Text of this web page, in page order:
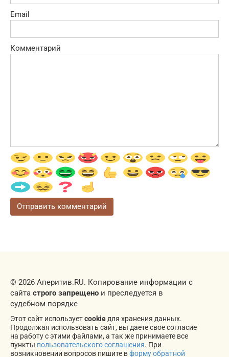
Email
Комментарий
© 2026 Аперитив.RU. Копирование информации с
сайта строго запрещено и преследуется в
судебном порядке
Этот сайт используетcookieдля хранения данных.
Продолжая использовать сайт, вы даете свое согласие
на работу с этими файлами, а так же принимаете все
пункты пользовательского соглашения. При
возникновении вопросов пишите вформу обратной